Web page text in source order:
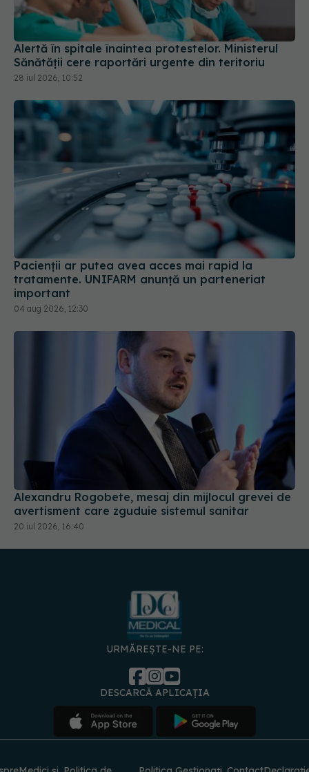
Alertă în spitale înaintea protestelor. Ministerul
Sănătății cere raportări urgente din teritoriu
28 iul 2026, 10:52
Pacienții ar putea avea acces mai rapid la
tratamente. UNIFARM anunță un parteneriat
important
04 aug 2026, 12:30
Alexandru Rogobete, mesaj din mijlocul grevei de
avertisment care zguduie sistemul sanitar
20 iul 2026, 16:40
URMĂREȘTE-NE PE:
DESCARCĂ APLICAȚIA